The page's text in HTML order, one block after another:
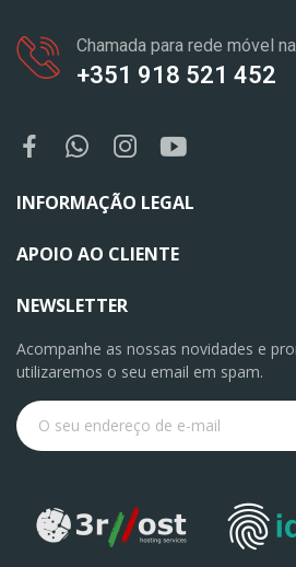
Chamada para rede móvel
+351 918 521 452
INFORMAÇÃO LEGAL
APOIO AO CLIENTE
NEWSLETTER
Acompanhe as nossas novidades e
utilizaremos o seu email em spam.